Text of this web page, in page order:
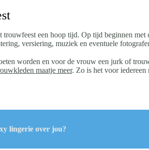
trouwfeest een hoop tijd. Op tijd beginnen
versiering, muziek en eventuele
worden en voor de vrouw een jurk of
maatje meer. Zo is het voor
lingerie over jou?